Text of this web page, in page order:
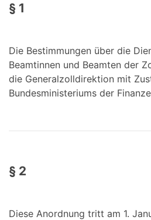
§ 1
Die Bestimmungen über die
Beamtinnen und Beamten der
die Generalzolldirektion mit
Bundesministeriums der
§ 2
Diese Anordnung tritt am 1.